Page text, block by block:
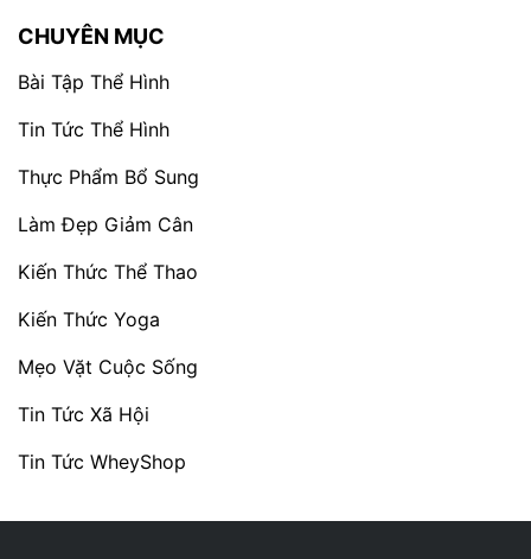
CHUYÊN MỤC
Bài Tập Thể Hình
Tin Tức Thể Hình
Thực Phẩm Bổ Sung
Làm Đẹp Giảm Cân
Kiến Thức Thể Thao
Kiến Thức Yoga
Mẹo Vặt Cuộc Sống
Tin Tức Xã Hội
Tin Tức WheyShop